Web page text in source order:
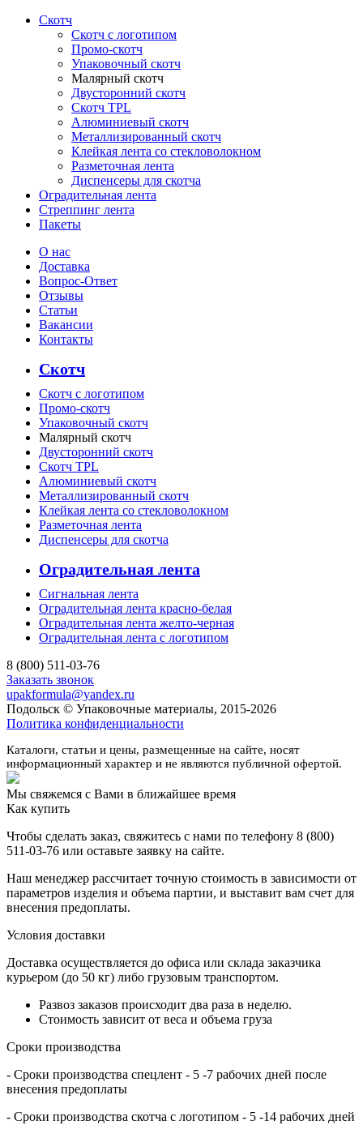
Скотч
Скотч с логотипом
Промо-скотч
Упаковочный скотч
Малярный скотч
Двусторонний скотч
Скотч TPL
Алюминиевый скотч
Металлизированный скотч
Клейкая лента со стекловолокном
Разметочная лента
Диспенсеры для скотча
Оградительная лента
Стреппинг лента
Пакеты
О нас
Доставка
Вопрос-Ответ
Отзывы
Статьи
Вакансии
Контакты
Скотч
Скотч с логотипом
Промо-скотч
Упаковочный скотч
Малярный скотч
Двусторонний скотч
Скотч TPL
Алюминиевый скотч
Металлизированный скотч
Клейкая лента со стекловолокном
Разметочная лента
Диспенсеры для скотча
Оградительная лента
Сигнальная лента
Оградительная лента красно-белая
Оградительная лента желто-черная
Оградительная лента с логотипом
8 (800) 511-03-76
Заказать звонок
upakformula@yandex.ru
Подольск © Упаковочные материалы, 2015-2026
Политика конфиденциальности
Каталоги, статьи и цены, размещенные на сайте, носят
информационный характер и не являются публичной офертой.
Мы свяжемся с Вами в ближайшее время
Как купить
Чтобы сделать заказ, свяжитесь с нами по телефону 8 (800)
511-03-76 или оставьте заявку на сайте.
Наш менеджер рассчитает точную стоимость в зависимости от
параметров изделия и объема партии, и выставит вам счет для
внесения предоплаты.
Условия доставки
Доставка осуществляется до офиса или склада заказчика
курьером (до 50 кг) либо грузовым транспортом.
Развоз заказов происходит два раза в неделю.
Стоимость зависит от веса и объема груза
Сроки производства
- Сроки производства спецлент - 5 -7 рабочих дней после
внесения предоплаты
- Сроки производства скотча с логотипом - 5 -14 рабочих дней